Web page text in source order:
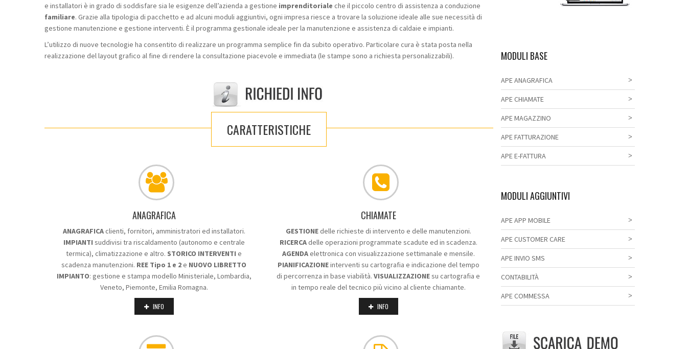
e installatori è in grado di soddisfare sia le esigenze dell’azienda a gestione imprenditoriale che il piccolo centro di assistenza a conduzione
familiare. Grazie alla tipologia di pacchetto e ad alcuni moduli aggiuntivi, ogni impresa riesce a trovare la soluzione ideale alle sue necessità di
gestione manutenzione e gestione interventi. È il programma gestionale ideale per la manutenzione e assistenza di caldaie e impianti.
L’utilizzo di nuove tecnologie ha consentito di realizzare un programma semplice fin da subito operativo. Particolare cura è stata posta nella
realizzazione del layout grafico al fine di rendere la consultazione piacevole e immediata (le stampe sono a richiesta personalizzabili).
CARATTERISTICHE
ANAGRAFICA
ANAGRAFICAclienti, fornitori, amministratori ed installatori.
IMPIANTI suddivisi tra riscaldamento (autonomo e centrale
termica), climatizzazione e altro. STORICO INTERVENTI e
scadenza manutenzioni. REE Tipo 1 e 2e NUOVO LIBRETTO
IMPIANTO: gestione e stampa modello Ministeriale, Lombardia,
Veneto, Piemonte, Emilia Romagna.
INFO
CHIAMATE
GESTIONEdelle richieste di intervento e delle manutenzioni.
RICERCAdelle operazioni programmate scadute ed in scadenza.
AGENDAelettronica con visualizzazione settimanale e mensile.
PIANIFICAZIONEinterventi su cartografia e indicazione del tempo
di percorrenza in base viabilità.VISUALIZZAZIONEsu cartografia e
in tempo reale del tecnico più vicino al cliente chiamante.
INFO
MODULI BASE
APE ANAGRAFICA
APE CHIAMATE
APE MAGAZZINO
APE FATTURAZIONE
APE E-FATTURA
MODULI AGGIUNTIVI
APE APP MOBILE
APE CUSTOMER CARE
APE INVIO SMS
CONTABILITÀ
APE COMMESSA